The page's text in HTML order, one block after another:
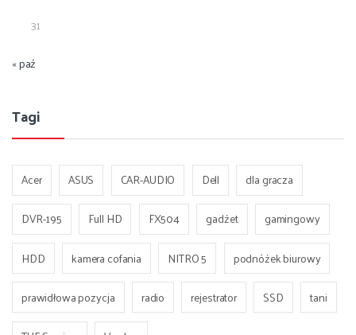
31
« paź
Tagi
Acer ASUS CAR-AUDIO Dell
dla gracza
DVR-195
Full HD FX504 gadżet
gamingowy
HDD
kamera cofania NITRO 5
podnóżek biurowy
prawidłowa pozycja
radio rejestrator SSD
tani